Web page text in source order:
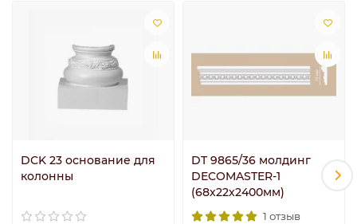
DCK 23 основание для
колонны
DT 9865/36 молдинг
DECOMASTER-1
(68х22х2400мм)
1 отзыв